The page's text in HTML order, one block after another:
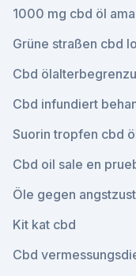
1000 mg cbd öl
Grüne straßen cbd
Cbd
Cbd infundiert
Suorin tropfen cbd
Cbd oil sale en
Öle gegen
Kit kat cbd
Cbd